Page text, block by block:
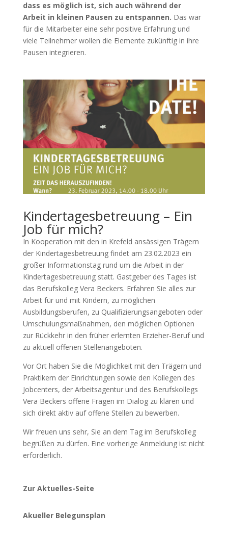
dass es möglich ist, sich auch während der
Arbeit in kleinen Pausen zu entspannen. Das war
für die Mitarbeiter eine sehr positive Erfahrung und
viele Teilnehmer wollen die Elemente zukünftig in ihre
Pausen integrieren.
Kindertagesbetreuung – Ein
Job für mich?
In Kooperation mit den in Krefeld ansässigen Trägern
der Kindertagesbetreuung findet am 23.02.2023 ein
großer Informationstag rund um die Arbeit in der
Kindertagesbetreuung statt. Gastgeber des Tages ist
das Berufskolleg Vera Beckers. Erfahren Sie alles zur
Arbeit für und mit Kindern, zu möglichen
Ausbildungsberufen, zu Qualifizierungsangeboten oder
Umschulungsmaßnahmen, den möglichen Optionen
zur Rückkehr in den früher erlernten Erzieher-Beruf und
zu aktuell offenen Stellenangeboten.
Vor Ort haben Sie die Möglichkeit mit den Trägern und
Praktikern der Einrichtungen sowie den Kollegen des
Jobcenters, der Arbeitsagentur und des Berufskollegs
Vera Beckers offene Fragen im Dialog zu klären und
sich direkt aktiv auf offene Stellen zu bewerben.
Wir freuen uns sehr, Sie an dem Tag im Berufskolleg
begrüßen zu dürfen. Eine vorherige Anmeldung ist nicht
erforderlich.
Zur Aktuelles-Seite
Akueller Belegunsplan